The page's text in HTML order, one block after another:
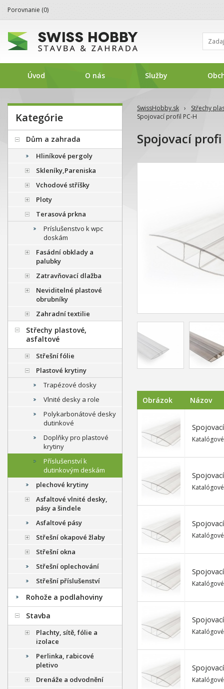
SwissHobby.sk ›
Střechy
Spojovací profil PC-H
Spojovací profi
Obrázok Názov
Kategórie
Dům a zahrada
Hliníkové pergoly
Skleníky,Pareniska
Vchodové stříšky
Ploty
Terasová prkna
Príslušenstvo k wpc
doskám
Fasádní obklady a
palubky
Zatravňovací dlažba
Neviditelné plastové
obrubníky
Zahradní textilie
Střechy plastové,
asfaltové
Střešní fólie
Plastové krytiny
Trapézové dosky
Vlnité desky a role
Polykarbonátové desky
dutinkové
Doplňky pro plastové
krytiny
Příslušenství k
dutinkovým deskám
plechové krytiny
Asfaltové vlnité desky,
pásy a šindele
Asfaltové pásy
Střešní okapové žlaby
Střešní okna
Střešní oplechování
Střešní příslušenství
Rohože a podlahoviny
Stavba
Plachty, sítě, fólie a
izolace
Perlinka, rabicové
pletivo
Drenáže a odvodnění
Porovnanie (0)
Úvod O nás Služby